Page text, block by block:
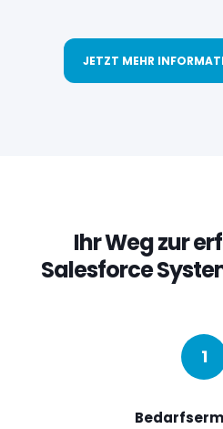
JETZT MEHR
Ihr Weg zur
Salesforce
1